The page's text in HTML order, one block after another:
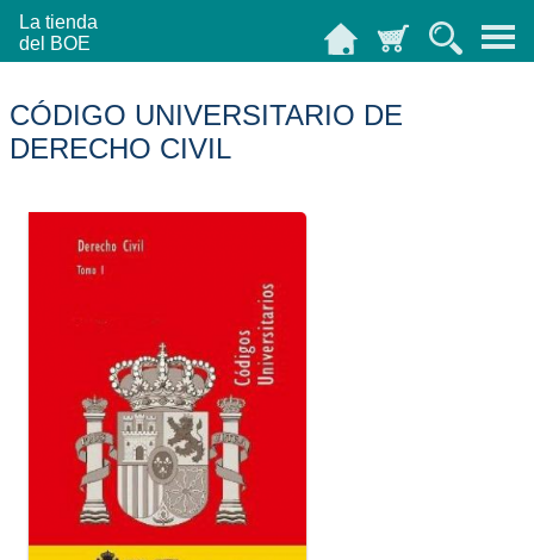
La tienda
del BOE
CÓDIGO UNIVERSITARIO DE
DERECHO CIVIL